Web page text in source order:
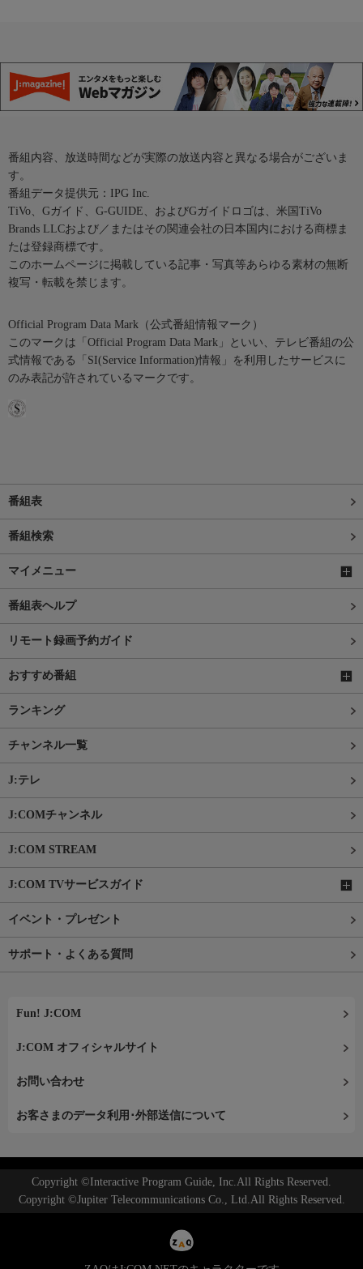
番組内容、放送時間などが実際の放送内容と異なる場合がございま
す。
番組データ提供元：IPG Inc.
TiVo、Gガイド、G-GUIDE、およびGガイドロゴは、米国TiVo
Brands LLCおよび／またはその関連会社の日本国内における商標ま
たは登録商標です。
このホームページに掲載している記事・写真等あらゆる素材の無断
複写・転載を禁じます。
Official Program Data Mark（公式番組情報マーク）
このマークは「Official Program Data Mark」といい、テレビ番組の公
式情報である「SI(Service Information)情報」を利用したサービスに
のみ表記が許されているマークです。
番組表
番組検索
マイメニュー
番組表ヘルプ
リモート録画予約ガイド
おすすめ番組
ランキング
チャンネル一覧
J:テレ
J:COMチャンネル
J:COM STREAM
J:COM TVサービスガイド
イベント・プレゼント
サポート・よくある質問
Fun! J:COM
J:COM オフィシャルサイト
お問い合わせ
お客さまのデータ利用･外部送信について
Copyright ©Interactive Program Guide, Inc.All Rights Reserved.
Copyright ©Jupiter Telecommunications Co., Ltd.All Rights Reserved.